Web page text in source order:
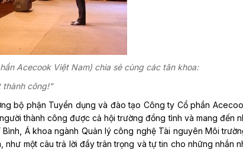
Việt Nam) chia sẻ cùng các tân khoa:
công!”
bộ phận Tuyển dụng và đào tạo Công ty Cổ phần
thành công được cả hội trường đồng tình và mang đến
Á khoa ngành Quản lý công nghệ Tài nguyên Môi
một câu trả lời đầy trân trọng và tự tin cho những nhắn